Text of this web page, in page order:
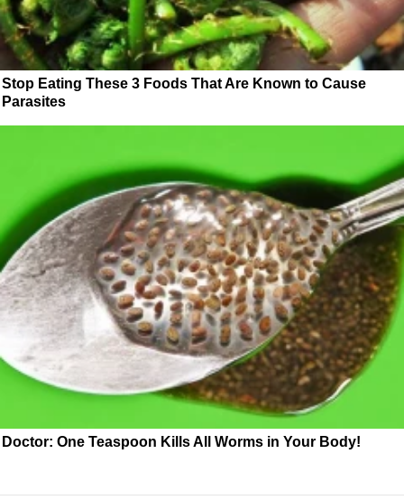
Stop Eating These 3 Foods That Are Known to Cause
Parasites
Doctor: One Teaspoon Kills All Worms in Your Body!